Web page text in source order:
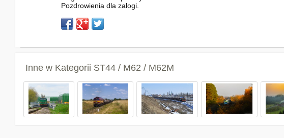
Pozdrowienia dla załogi.
Inne w Kategorii ST44 / M62 / M62M